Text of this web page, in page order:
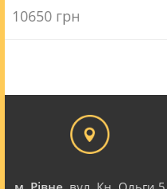
10650 грн